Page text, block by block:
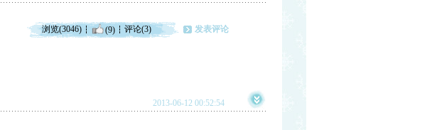
浏览(3046) (9) 评论(3) 发表评论
2013-06-12 00:52:54